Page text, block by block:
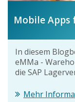
Mobile Apps
In diesem
eMMa -
die SAP
Mehr